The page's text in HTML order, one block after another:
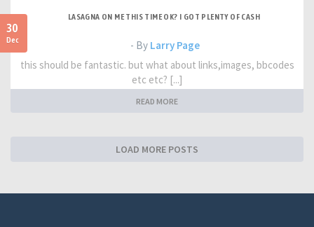
30
Dec
LASAGNA ON ME THIS TIME OK? I GOT PLENTY OF CASH
- By Larry Page
this should be fantastic. but what about links,images, bbcodes
etc etc? [...]
READ MORE
LOAD MORE POSTS